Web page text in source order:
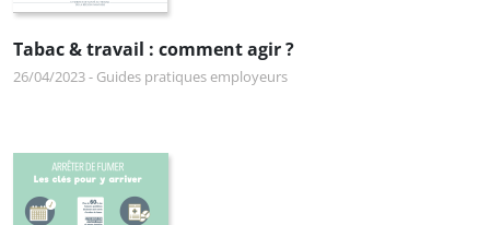
Tabac & travail : comment agir ?
26/04/2023- Guides pratiques employeurs